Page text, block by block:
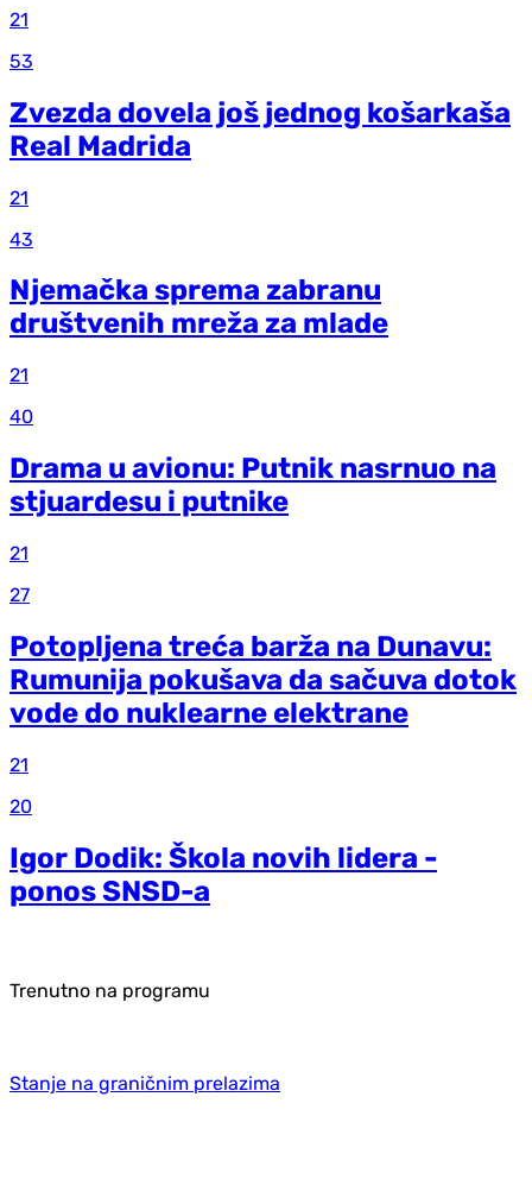
21
53
Zvezda dovela još jednog košarkaša
Real Madrida
21
43
Njemačka sprema zabranu
društvenih mreža za mlade
21
40
Drama u avionu: Putnik nasrnuo na
stjuardesu i putnike
21
27
Potopljena treća barža na Dunavu:
Rumunija pokušava da sačuva dotok
vode do nuklearne elektrane
21
20
Igor Dodik: Škola novih lidera -
ponos SNSD-a
Trenutno na programu
Stanje na graničnim prelazima